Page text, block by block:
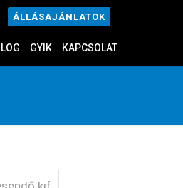
ÁLLÁSAJÁNLATOK
GYIK KAPCSOLAT